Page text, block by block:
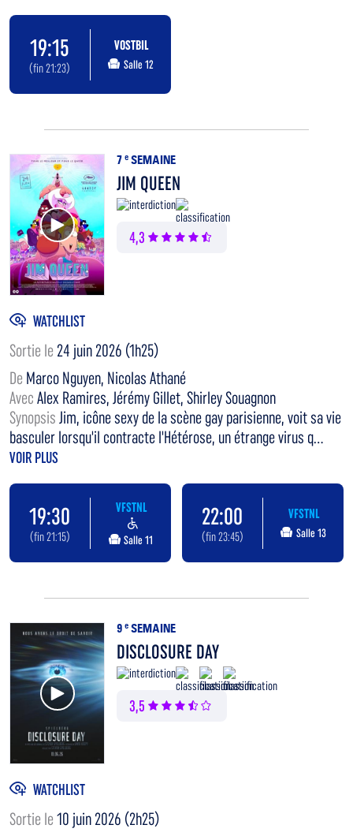
19:15
(fin 21:23)
VOSTBIL
Salle 12
Voir la bande annonce
7 e SEMAINE
JIM QUEEN
4,3
WATCHLIST
Sortie le 24 juin 2026 (1h25)
De Marco Nguyen, Nicolas Athané
Avec Alex Ramires, Jérémy Gillet, Shirley Souagnon
Synopsis Jim, icône sexy de la scène gay parisienne, voit sa vie
basculer lorsqu'il contracte l'Hétérose, un étrange virus q...
VOIR PLUS
19:30
(fin 21:15)
VFSTNL
Salle 11
22:00
(fin 23:45)
VFSTNL
Salle 13
Voir la bande annonce
9 e SEMAINE
DISCLOSURE DAY
3,5
WATCHLIST
Sortie le 10 juin 2026 (2h25)